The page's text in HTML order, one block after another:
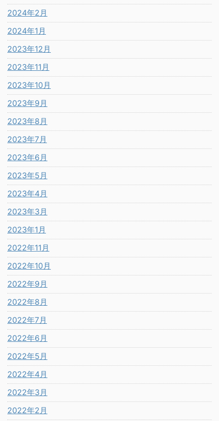
2024年2月
2024年1月
2023年12月
2023年11月
2023年10月
2023年9月
2023年8月
2023年7月
2023年6月
2023年5月
2023年4月
2023年3月
2023年1月
2022年11月
2022年10月
2022年9月
2022年8月
2022年7月
2022年6月
2022年5月
2022年4月
2022年3月
2022年2月